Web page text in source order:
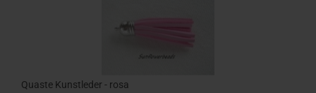
Quaste Kunstleder - rosa